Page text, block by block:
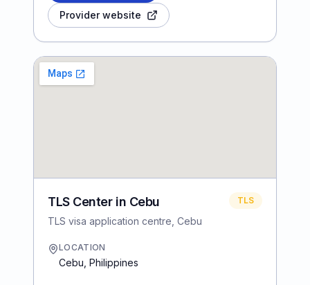
Provider website
TLS Center in Cebu
TLS visa application centre, Cebu
TLS
LOCATION
Cebu Philippines